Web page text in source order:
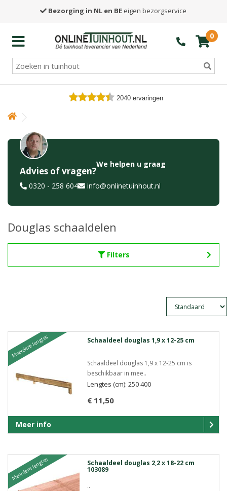
Bezorging in NL en BE eigen bezorgservice
0
2040 ervaringen
Advies of vragen?
We helpen u graag
0320 - 258 604 info@onlinetuinhout.nl
Douglas schaaldelen
Filters
Meerdere lengtes Schaaldeel douglas 1,9 x 12-25 cm
Schaaldeel douglas 1,9 x 12-25 cm is
beschikbaar in mee..
€ 11,50
Lengtes (cm): 250 400
Meer info
Meerdere lengtes Schaaldeel douglas 2,2 x 18-22 cm
103089
..